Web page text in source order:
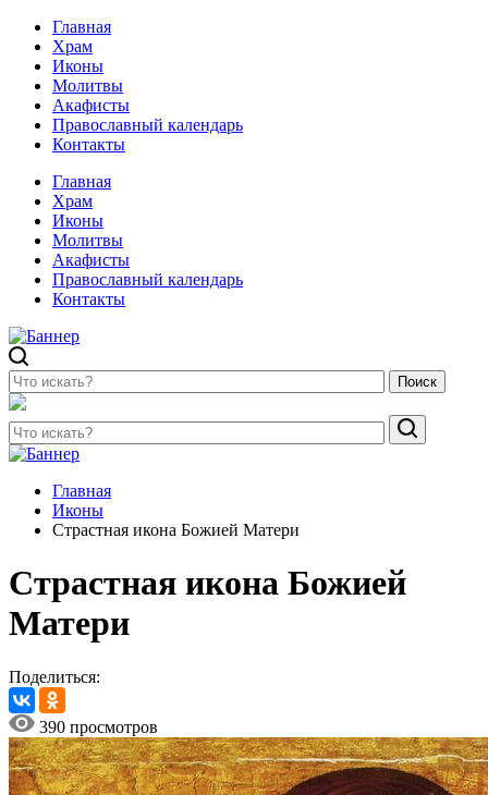
Главная
Храм
Иконы
Молитвы
Акафисты
Православный календарь
Контакты
Главная
Храм
Иконы
Молитвы
Акафисты
Православный календарь
Контакты
Поиск
Главная
Иконы
Страстная икона Божией Матери
Страстная икона Божией
Матери
Поделиться:
390 просмотров